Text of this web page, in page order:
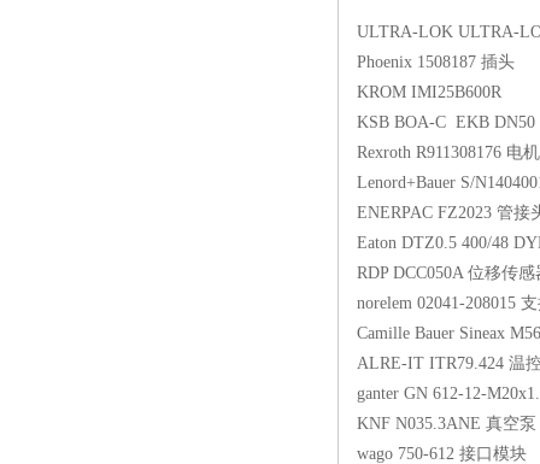
ULTRA-LOK
Phoenix 1508187
KROM
KSB BOA-C EKB
Rexroth
Lenord+Bauer S/
ENERPAC
Eaton DTZ0.5 400/
RDP DCC050A 位
norelem 02041-
Camille Bauer
ALRE-IT
ganter GN 612-12-
KNF N035.3ANE
wago 750-612 接